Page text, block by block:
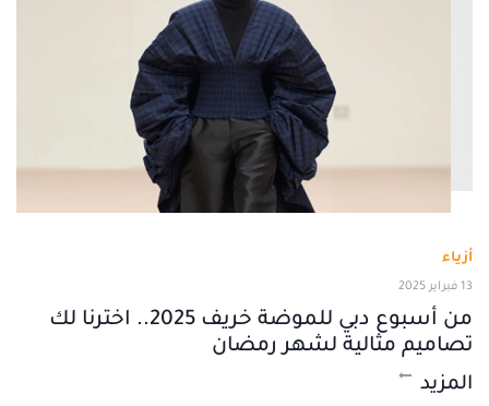
أزياء
13 فبراير 2025
من أسبوع دبي للموضة خريف 2025.. اخترنا لك
تصاميم مثالية لشهر رمضان
المزيد